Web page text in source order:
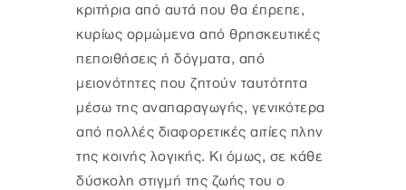
κριτήρια από αυτά που θα έπρεπε,
κυρίως ορμώμενα από θρησκευτικές
πεποιθήσεις ή δόγματα, από
μειονότητες που ζητούν ταυτότητα
μέσω της αναπαραγωγής, γενικότερα
από πολλές διαφορετικές αιτίες πλην
της κοινής λογικής. Κι όμως, σε κάθε
δύσκολη στιγμή της ζωής του ο